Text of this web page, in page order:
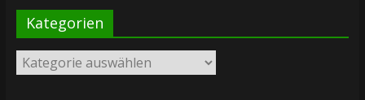
Kategorien
Kategorien